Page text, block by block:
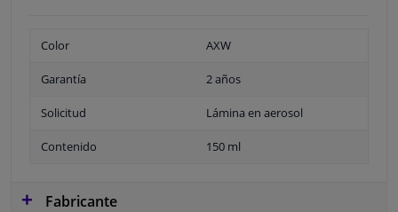
Color AXW
Garantía 2 años
Solicitud Lámina en aerosol
Contenido 150 ml
Fabricante